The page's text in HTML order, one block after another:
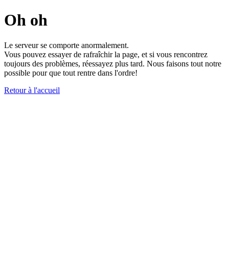
Oh oh
Le serveur se comporte anormalement.
Vous pouvez essayer de rafraîchir la page, et si vous rencontrez
toujours des problèmes, réessayez plus tard. Nous faisons tout notre
possible pour que tout rentre dans l'ordre!
Retour à l'accueil